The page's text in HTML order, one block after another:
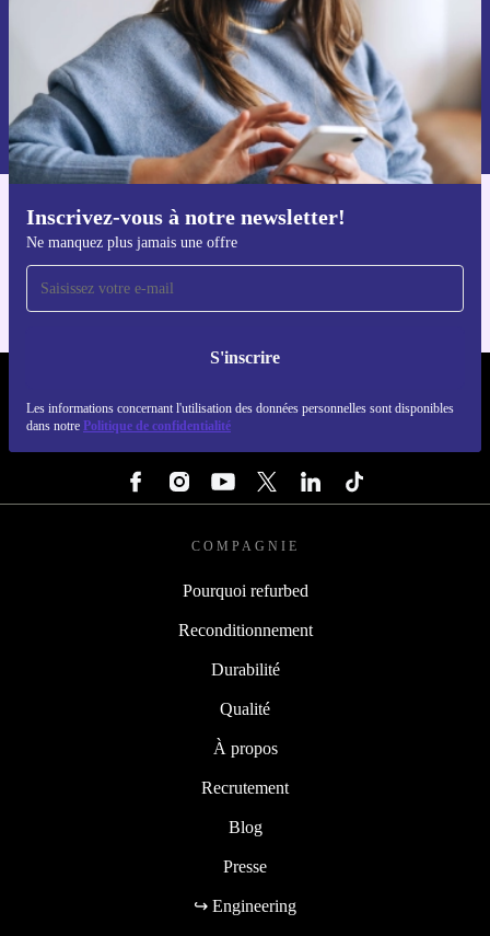
Inscrivez-vous à notre newsletter!
Ne manquez plus jamais une offre
S'inscrire
Les informations concernant l'utilisation des données personnelles sont disponibles
dans notre Politique de confidentialité
S'inscrire
Retrouvez les informations sur l'utilisation des données personnelles
dans notre
politique de confidentialité.
Téléchargez l'application refurbed
Pour iOS et Android
COMPAGNIE
Pourquoi refurbed
Reconditionnement
Durabilité
Qualité
À propos
Recrutement
Blog
Presse
↪ Engineering